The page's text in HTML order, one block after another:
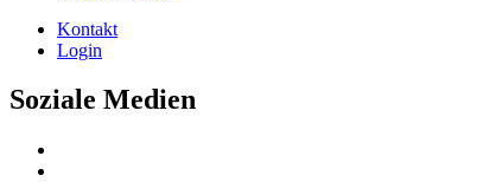
Kontakt
Login
Soziale Medien